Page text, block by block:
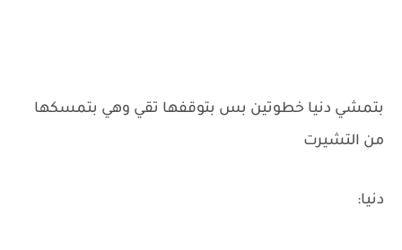
بتمشي دنيا خطوتين بس بتوقفها تقي وهي بتمسكها
من التشيرت
دنيا: